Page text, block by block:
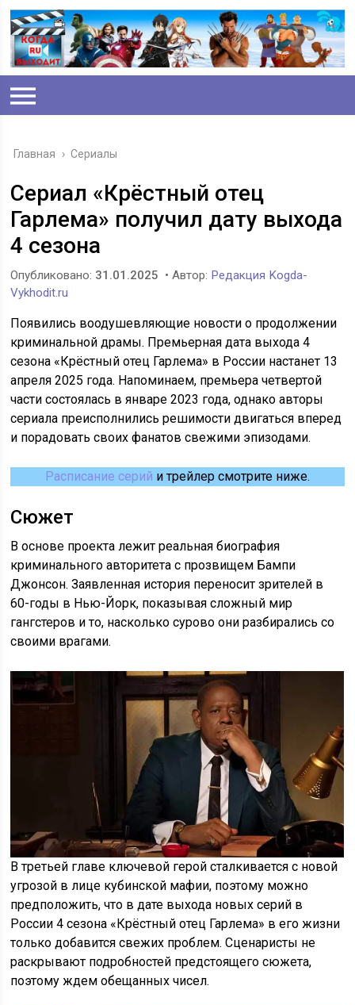
Главная › Сериалы
Сериал «Крёстный отец
Гарлема» получил дату выхода
4 сезона
Опубликовано: 31.01.2025 • Автор: Редакция Kogda-
Vykhodit.ru
Появились воодушевляющие новости о продолжении
криминальной драмы. Премьерная дата выхода 4
сезона «Крёстный отец Гарлема» в России настанет 13
апреля 2025 года. Напоминаем, премьера четвертой
части состоялась в январе 2023 года, однако авторы
сериала преисполнились решимости двигаться вперед
и порадовать своих фанатов свежими эпизодами.
Расписание серий и трейлер смотрите ниже.
Сюжет
В основе проекта лежит реальная биография
криминального авторитета с прозвищем Бампи
Джонсон. Заявленная история переносит зрителей в
60-годы в Нью-Йорк, показывая сложный мир
гангстеров и то, насколько сурово они разбирались со
своими врагами.
В третьей главе ключевой герой сталкивается с новой
угрозой в лице кубинской мафии, поэтому можно
предположить, что в дате выхода новых серий в
России 4 сезона «Крёстный отец Гарлема» в его жизни
только добавится свежих проблем. Сценаристы не
раскрывают подробностей предстоящего сюжета,
поэтому ждем обещанных чисел.